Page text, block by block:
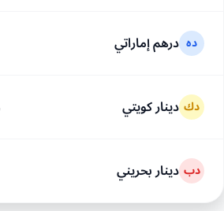
ده درهم إماراتي
دك دينار كويتي
دب دينار بحريني